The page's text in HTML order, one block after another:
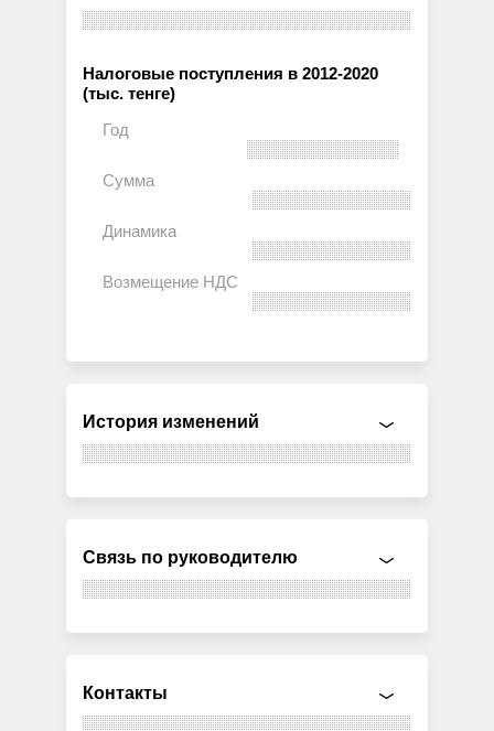
Налоговые поступления в 2012-2020
(тыс. тенге)
История изменений
Связь по руководителю
Контакты